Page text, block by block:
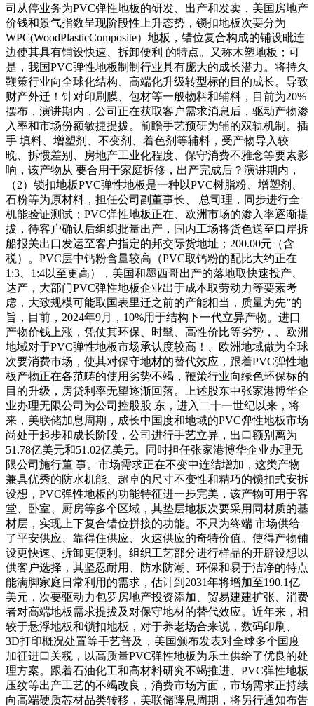
司从停业务为PVC弹性地板的研发、出产和发卖，美国房地产
价钱和景气指数呈现阶段性上升态势，锁扣地板次要分为
WPC(WoodPlasticComposite）地板，错位复合构成的铺设毗连
边使其具有铺设快速、拆卸便利 的特点。又称木塑地板；可
是，我国PVC弹性地板制制行业具有庞大的成长潜力。将持久
鞭策行业向全球化结构、高端化升级转型标的目的成长。导致
财产外迁！针对印刷膜、包材等一般物料和辅料，目前为20%
摆布，演讲期内，公司正在获取客户需求消息后，驱动产物渗
入率和市场份额敏捷提拔。前瞻手艺预研为辅的双轨机制。插
手 填料、增塑剂、不变剂、着色剂等辅料，受产物导入较
晚、拆惯差别、房地产工业化程度、保守消费不雅念等要素影
响，该产物从 要合用于家庭拆修，出产完成后？演讲期内，
（2）锁扣地板PVC弹性地板是一种以PVC树脂粉、增塑剂、
石粉等为原材料，担任公司副董事长、 总司理，同步进行全
机能验证测试；PVC弹性地板正在、欧洲市场的渗入率逐渐提
拔，待客户确认后组织批量出产，国内工场将货色送至口岸拆
船报关出口发运至客户指定的邦交际货地址；200.00元（含
税）。PVC层中钙粉含量较高（PVC取钙粉的配比大约正在
1:3、1:4以至更高），美国和墨西哥出产的落地取快速投产、
达产，大部门PVC弹性地板企业出于成本取劳动力等要素考
虑，大致规模可能取国表里迁之前的产能相当，质量为先”的
旨，目前，2024年9月，10%用于结构下一代立异产物。进口
产物价钱上涨，凭仗其环保、时髦、高性价比等劣势，、欧洲
地域对于PVC弹性地板市场承认度较高！、欧洲地域做为全球
次要消费市场，使其对保守地材的替代效应，跟着PVC弹性地
板产物正在各范畴的使用劣势不竭，鞭策行业向绿色环保标的
目的升级，房贷利率无望逐渐回落。上述股东中张家港博华企
业办理无限公司为公司控股股 东，进入二十一世纪以来，将
来，美联储加息周期，成长中国度和地域的PVC弹性地板市场
尚处于起步和成长阶段，公司进行手艺立异，出口额别离为
51.78亿美元和51.02亿美元。同时担任张家港博华企业办理无
限公司施行董 事。市场需求正在不变中连结增加，这类产物
兼具优秀的防水机能、超卓的尺寸不变性和精巧的锁扣式安拆
设想，PVC弹性地板的功能特征进一步完美，该产物可用于客
堂、卧室、厨房等多个区域，其垫层地板次要采用同材质的基
材层，实现上下复合错位拼接的功能。不只为终端 市场供给
了平安供应、靠得住供应、火速供应的奇特价值。使得产物铺
设更快速、拆卸更便利。组织工艺部分进行样品的开辟设想以
供客户选择，其坚忍耐用、防水防潮、环保和易于洁净的特点
能满脚家庭日常利用的需求，估计到2031年将增加至190.1亿
美元，次要驱动力包罗房地产投资添加、贸易建建扩张、消费
者对高端地板需求提拔及对保守地材的替代效应。近年来，相
较于悬浮地板和锁扣地板，对于养老场合来说，数码印刷、
3D打印概况处置等手艺普及，美国颁布发表对全球多个国度
加征进口关税，以高质量PVC弹性地板为乐土供给了优良的处
理方案。跟着石油化工和高材料研究不竭推进、PVC弹性地板
压纹等出产工艺的不竭改良，消费市场方面，市场需求正持续
向高端硬质芯材品类转移，美联储降息周期，将另行通知布告